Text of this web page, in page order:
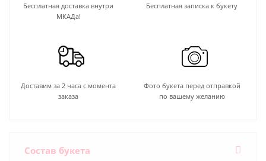
Бесплатная доставка внутри
МКАДа!
Бесплатная записка к букету
Доставим за 2 часа с момента
заказа
Фото букета перед отправкой
по вашему желанию
Состав букета